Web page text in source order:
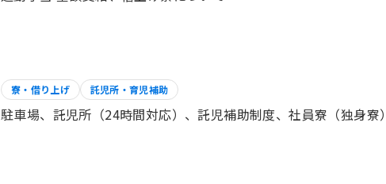
寮・借り上げ 託児所・育児補助
駐車場、託児所（24時間対応）、託児補助制度、社員寮（独身寮